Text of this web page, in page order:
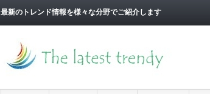
最新のトレンド情報を様々な分野でご紹介します